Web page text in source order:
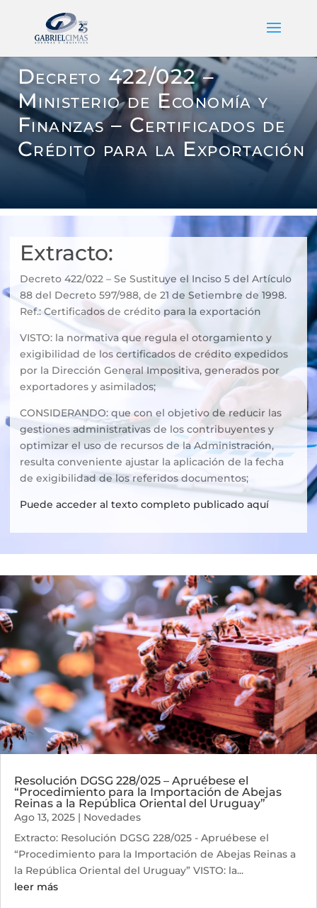
Decreto 422/022 –
Ministerio de Economía y
Finanzas – Certificados de
Crédito para la Exportación
Extracto:
Decreto 422/022 – Se Sustituye el Inciso 5 del Artículo
88 del Decreto 597/988, de 21 de Setiembre de 1998.
Ref.: Certificados de crédito para la exportación
VISTO: la normativa que regula el otorgamiento y
exigibilidad de los certificados de crédito expedidos
por la Dirección General Impositiva, generados por
exportadores y asimilados;
CONSIDERANDO: que con el objetivo de reducir las
gestiones administrativas de los contribuyentes y
optimizar el uso de recursos de la Administración,
resulta conveniente ajustar la aplicación de la fecha
de exigibilidad de los referidos documentos;
Puede acceder al texto completo publicado aquí
Resolución DGSG 228/025 – Apruébese el
“Procedimiento para la Importación de Abejas
Reinas a la República Oriental del Uruguay”
Ago 13, 2025 | Novedades
Extracto: Resolución DGSG 228/025 - Apruébese el
“Procedimiento para la Importación de Abejas Reinas a
la República Oriental del Uruguay” VISTO: la...
leer más